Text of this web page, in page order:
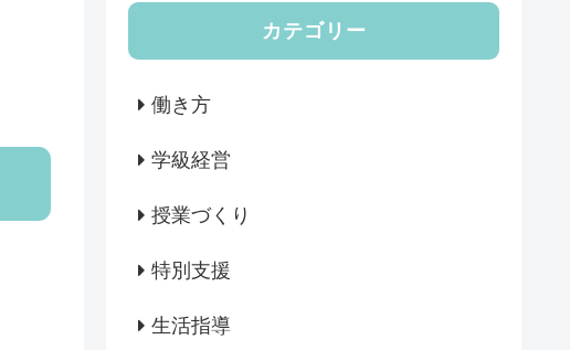
カテゴリー
働き方
学級経営
授業づくり
特別支援
生活指導